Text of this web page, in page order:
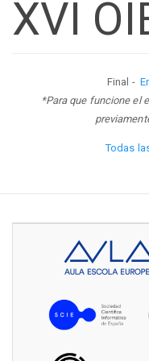
XVI
Final -
*Para que funcione el
Todas